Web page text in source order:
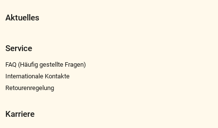
Aktuelles
Service
FAQ (Häufig gestellte Fragen)
Internationale Kontakte
Retourenregelung
Karriere